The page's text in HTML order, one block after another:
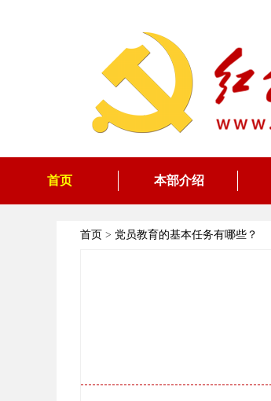
首页 本部介绍
首页 > 党员教育的基本任务有哪些？